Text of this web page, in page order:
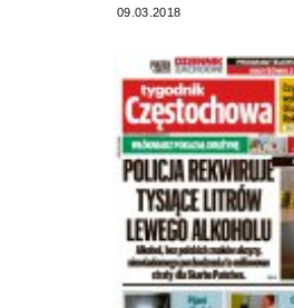
09.03.2018